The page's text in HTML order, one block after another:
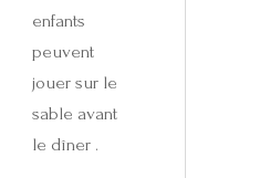
enfants
peuvent
jouer sur le
sable avant
le dîner .